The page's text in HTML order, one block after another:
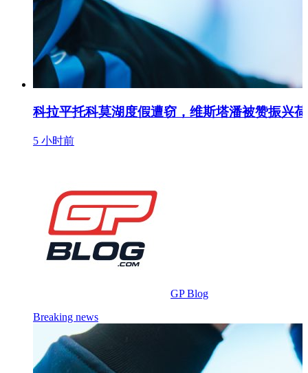
科拉平托科莫湖度假遭窃，维斯塔潘被赞振兴
5 小时前
GP Blog
Breaking news